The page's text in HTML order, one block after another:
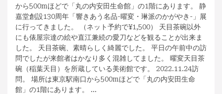
から500mほどで「丸の内安田生命館」の1階にあります。 静
嘉堂創設130周年「響きあう名品-曜変・琳派のかがやき-」展
に行ってきました。 （ネット予約で¥1,500） 天目茶碗以外
にも俵屋宗達の絵や直江兼続の愛刀などを観ることが出来ま
した。 天目茶碗、素晴らしく綺麗でした。 平日の午前中の訪
問でしたが来館者はかなり多く混雑してました。 曜変天目茶
碗（稲葉天目）を所蔵している美術館です。 2022.11.24訪
問。 場所は東京駅南口から500mほどで「丸の内安田生命
館」の1階にあります。 …